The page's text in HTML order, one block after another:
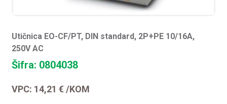
Utičnica EO-CF/PT, DIN standard, 2P+PE 10/16A,
250V AC
Šifra: 0804038
VPC: 14,21€ /KOM